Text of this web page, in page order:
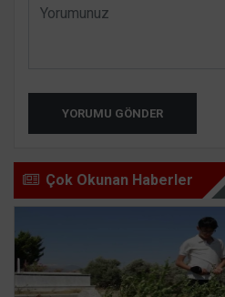
YORUMU GÖNDER
Çok Okunan Haberler